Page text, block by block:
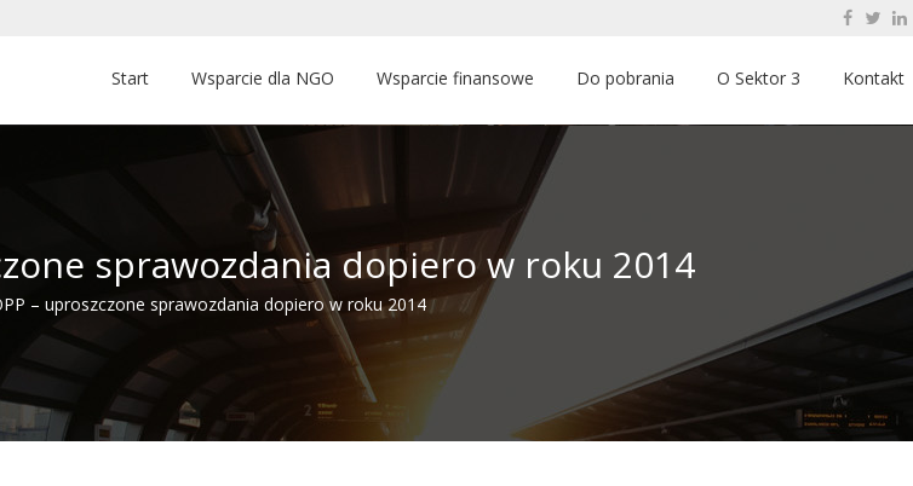
Start Wsparcie dla NGO Wsparcie finansowe Do pobrania O Sektor 3 Kontakt
sprawozdania dopiero w roku 2014
– uproszczone sprawozdania dopiero w roku 2014